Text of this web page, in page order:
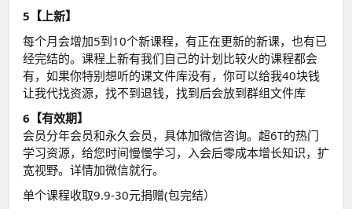
5【上新】
每个月会增加5到10个新课程，有正在更新的新课，也有已
经完结的。课程上新有我们自己的计划比较火的课程都会
有，如果你特别想听的课文件库没有，你可以给我40块钱
让我代找资源，找不到退钱，找到后会放到群组文件库
6【有效期】
会员分年会员和永久会员，具体加微信咨询。超6T的热门
学习资源，给您时间慢慢学习，入会后零成本增长知识，扩
宽视野。详情加微信就行。
单个课程收取9.9-30元捐赠(包完结）